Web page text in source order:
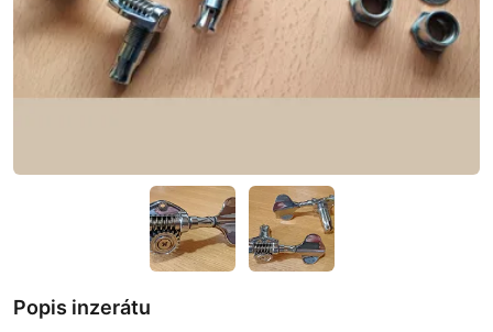
Popis inzerátu